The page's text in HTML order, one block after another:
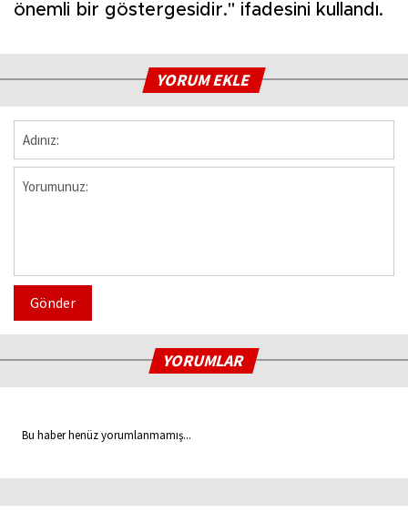
önemli bir göstergesidir." ifadesini kullandı.
YORUM EKLE
Gönder
YORUMLAR
Bu haber henüz yorumlanmamış...